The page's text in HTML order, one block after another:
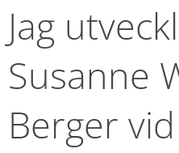
Jag
Susanne
Berger